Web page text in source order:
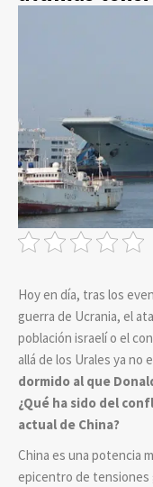
Hoy en día, tras los
guerra de Ucrania, el
población israelí o el
allá de los Urales ya no
dormido al que
¿Qué ha sido del
actual de China?
China es una potencia
epicentro de tensiones